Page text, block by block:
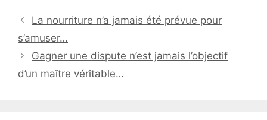
La nourriture n’a jamais été prévue pour
s’amuser…
Gagner une dispute n’est jamais l’objectif
d’un maître véritable…